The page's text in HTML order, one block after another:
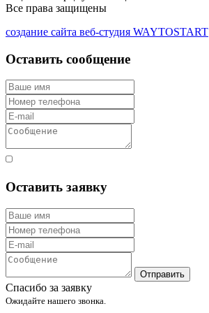
Все права защищены
создание сайта веб-студия WAYTOSTART
Оставить сообщение
Оставить заявку
Отправить
Спасибо за заявку
Ожидайте нашего звонка.